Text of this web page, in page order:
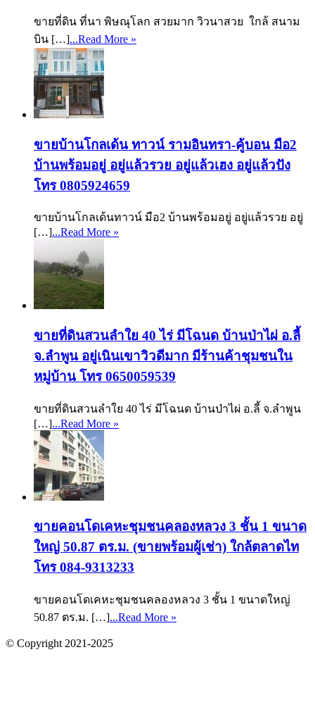
ขายที่ดิน ที่นา พิษณุโลก สวยมาก วิวนาสวย ใกล้ สนาม
บิน […]...Read More »
ขายบ้านโกลเด้น ทาวน์ รามอินทรา-คู้บอน มือ2
บ้านพร้อมอยู่ อยู่แล้วรวย อยู่แล้วเฮง อยู่แล้วปัง
โทร 0805924659
ขายบ้านโกลเด้นทาวน์ มือ2 บ้านพร้อมอยู่ อยู่แล้วรวย อยู่
[…]...Read More »
ขายที่ดินสวนลำใย 40 ไร่ มีโฉนด บ้านป่าไผ่ อ.ลี้
จ.ลำพูน อยู่เนินเขาวิวดีมาก มีร้านค้าชุมชนใน
หมู่บ้าน โทร 0650059539
ขายที่ดินสวนลำใย 40 ไร่ มีโฉนด บ้านป่าไผ่ อ.ลี้ จ.ลำพูน
[…]...Read More »
ขายคอนโดเคหะชุมชนคลองหลวง 3 ชั้น 1 ขนาด
ใหญ่ 50.87 ตร.ม. (ขายพร้อมผู้เช่า) ใกล้ตลาดไท
โทร 084-9313233
ขายคอนโดเคหะชุมชนคลองหลวง 3 ชั้น 1 ขนาดใหญ่
50.87 ตร.ม. […]...Read More »
© Copyright 2021-2025